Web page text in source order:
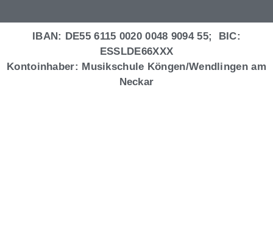
IBAN: DE55 6115 0020 0048 9094 55; BIC:
ESSLDE66XXX
Kontoinhaber: Musikschule Köngen/Wendlingen am
Neckar